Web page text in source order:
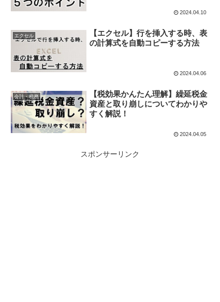
2024.04.10
エクセル
【エクセル】行を挿入する時、表
の計算式を自動コピーする方法
2024.04.06
会計・税務
【税効果かんたん理解】繰延税金
資産と取り崩しについてわかりや
すく解説！
2024.04.05
スポンサーリンク